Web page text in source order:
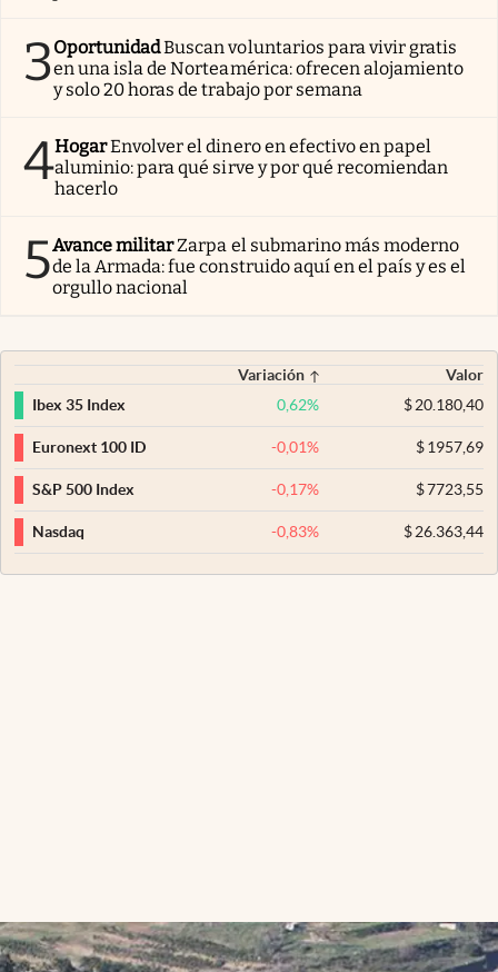
3OportunidadBuscan voluntarios para vivir gratis
en una isla de Norteamérica: ofrecen alojamiento
y solo 20 horas de trabajo por semana
4HogarEnvolver el dinero en efectivo en papel
aluminio: para qué sirve y por qué recomiendan
hacerlo
5Avance militarZarpa el submarino más moderno
de la Armada: fue construido aquí en el país y es el
orgullo nacional
Variación
Valor
Ibex 35 Index
0,62% $20.180,40
Euronext 100 ID -0,01% $1957,69
S&P 500 Index -0,17% $7723,55
Nasdaq -0,83% $26.363,44